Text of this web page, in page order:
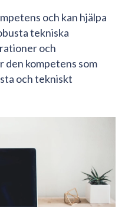
och kan hjälpa
tekniska
och
den kompetens som
och tekniskt